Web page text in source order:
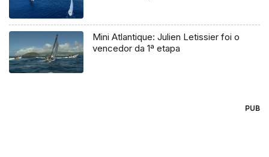
Mini Atlantique: Julien Letissier foi o
vencedor da 1ª etapa
PUB